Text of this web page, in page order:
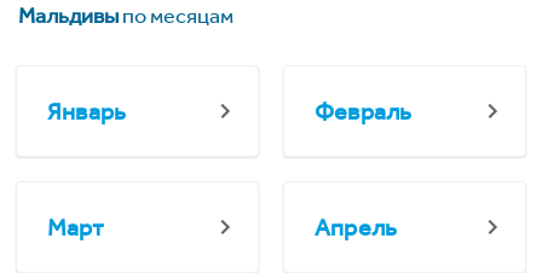
Мальдивыпо месяцам
Январь Февраль
Март Апрель